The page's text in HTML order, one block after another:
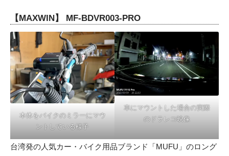
【 MAXWIN】 MF-BDVR003-PRO
本体をバイクのミラーにマウ
ントしている様子
車にマウントした場合の実際
のドラレコ映像
台湾発の人気カー・バイク用品ブランド「MUFU」のロング